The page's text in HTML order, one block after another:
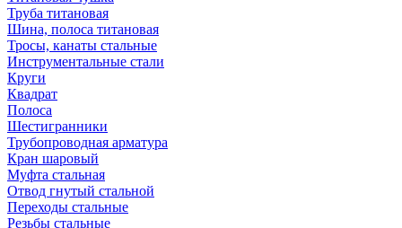
Труба титановая
Шина, полоса титановая
Тросы, канаты стальные
Инструментальные стали
Круги
Квадрат
Полоса
Шестигранники
Трубопроводная арматура
Кран шаровый
Муфта стальная
Отвод гнутый стальной
Переходы стальные
Резьбы стальные